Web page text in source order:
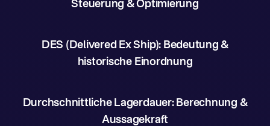
Steuerung & Optimierung
DES (Delivered Ex Ship): Bedeutung &
historische Einordnung
Durchschnittliche Lagerdauer: Berechnung &
Aussagekraft